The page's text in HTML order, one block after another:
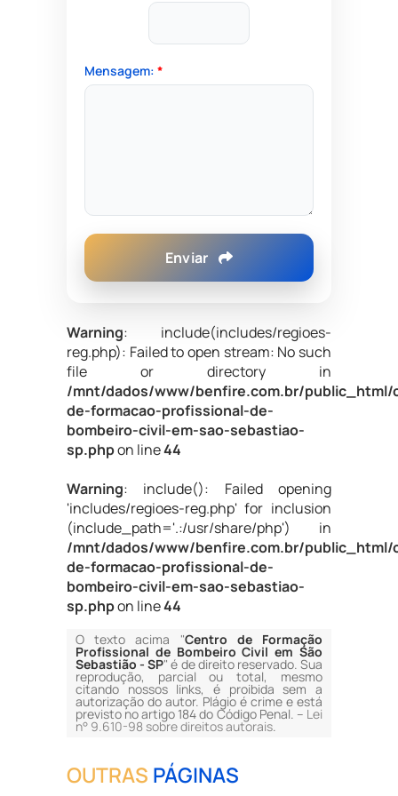
Mensagem: *
Enviar
Warning: include(includes/regioes-
reg.php): Failed to open stream: No such
file or directory in
/mnt/dados/www/benfire.com.br/public_html/
de-formacao-profissional-de-
bombeiro-civil-em-sao-sebastiao-
sp.phpon line44
Warning: include(): Failed opening
'includes/regioes-reg.php' for inclusion
(include_path='.:/usr/share/php') in
/mnt/dados/www/benfire.com.br/public_html/
de-formacao-profissional-de-
bombeiro-civil-em-sao-sebastiao-
sp.phpon line44
O texto acima "Centro de Formação
Profissional de Bombeiro Civil em São
Sebastião - SP" é de direito reservado. Sua
reprodução, parcial ou total, mesmo
citando nossos links, é proibida sem a
autorização do autor. Plágio é crime e está
previsto no artigo 184 do Código Penal. – Lei
n° 9.610-98 sobre direitos autorais.
OUTRAS PÁGINAS